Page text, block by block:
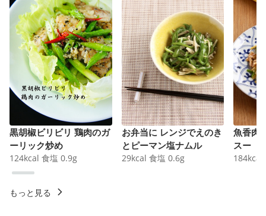
黒胡椒ビリビリ 鶏肉のガ
ーリック炒め
124kcal 食塩 0.9g
お弁当に レンジでえのき
とピーマン塩ナムル
29kcal 食塩 0.6g
魚香肉
スー
184kcal
もっと見る